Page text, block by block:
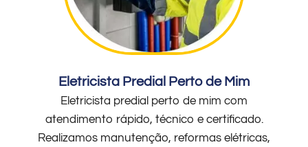
Eletricista Predial Perto de Mim
Eletricista predial perto de mim com
atendimento rápido, técnico e certificado.
Realizamos manutenção, reformas elétricas,